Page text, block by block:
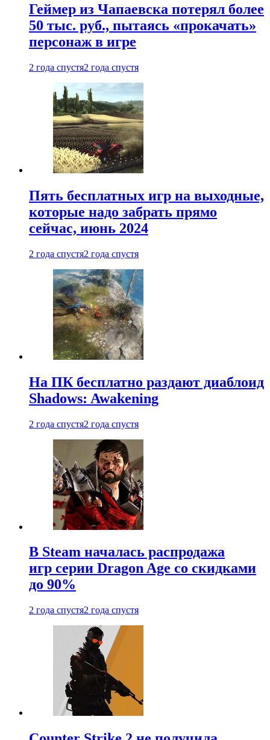
Геймер из Чапаевска потерял более
50 тыс. руб., пытаясь «прокачать»
персонаж в игре
2 года спустя2 года спустя
Пять бесплатных игр на выходные,
которые надо забрать прямо
сейчас, июнь 2024
2 года спустя2 года спустя
На ПК бесплатно раздают диаблоид
Shadows: Awakening
2 года спустя2 года спустя
В Steam началась распродажа
игр серии Dragon Age со скидками
до 90%
2 года спустя2 года спустя